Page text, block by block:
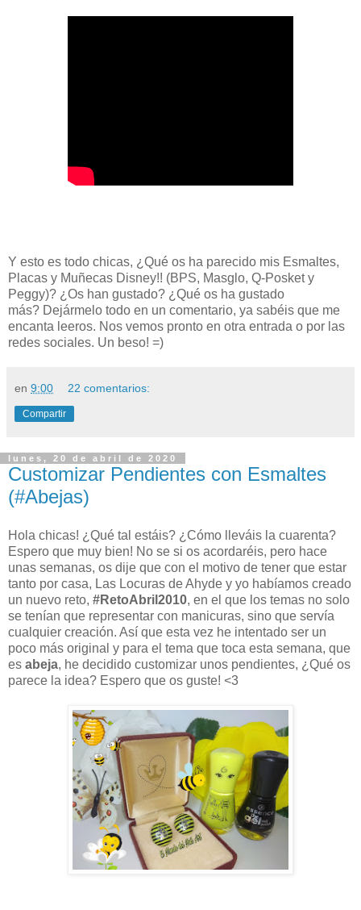
Y esto es todo chicas, ¿Qué os ha parecido mis Esmaltes,
Placas y Muñecas Disney!! (BPS, Masglo, Q-Posket y
Peggy)? ¿Os han gustado? ¿Qué os ha gustado
más? Dejármelo todo en un comentario, ya sabéis que me
encanta leeros. Nos vemos pronto en otra entrada o por las
redes sociales. Un beso! =)
en 9:00 22 comentarios:
Compartir
lunes, 20 de abril de 2020
Customizar Pendientes con Esmaltes
(#Abejas)
Hola chicas! ¿Qué tal estáis? ¿Cómo lleváis la cuarenta?
Espero que muy bien! No se si os acordaréis, pero hace
unas semanas, os dije que con el motivo de tener que estar
tanto por casa, Las Locuras de Ahyde y yo habíamos creado
un nuevo reto, #RetoAbril2010, en el que los temas no solo
se tenían que representar con manicuras, sino que servía
cualquier creación. Así que esta vez he intentado ser un
poco más original y para el tema que toca esta semana, que
es abeja, he decidido customizar unos pendientes, ¿Qué os
parece la idea? Espero que os guste! <3